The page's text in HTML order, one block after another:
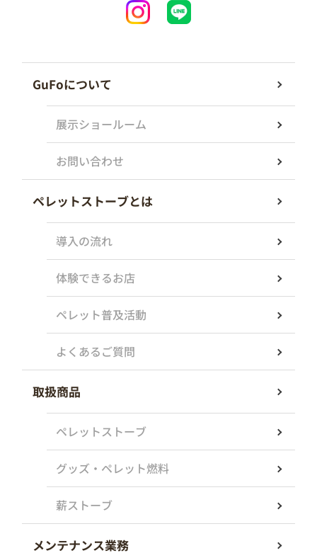
GuFoについて
展示ショールーム
お問い合わせ
ペレットストーブとは
導入の流れ
体験できるお店
ペレット普及活動
よくあるご質問
取扱商品
ペレットストーブ
グッズ・ペレット燃料
薪ストーブ
メンテナンス業務